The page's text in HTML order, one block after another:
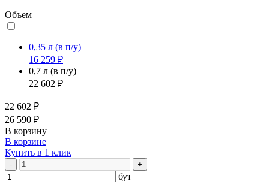
Объем
0,35 л (в п/у)
16 259 ₽
0,7 л (в п/у)
22 602 ₽
22 602 ₽
26 590 ₽
В корзину
В корзине
Купить в 1 клик
- +
бут